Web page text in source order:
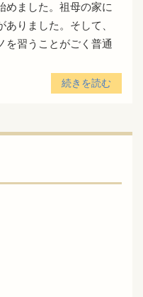
めました。祖母の家に
りました。そして、
を習うことがごく普通
続きを読む